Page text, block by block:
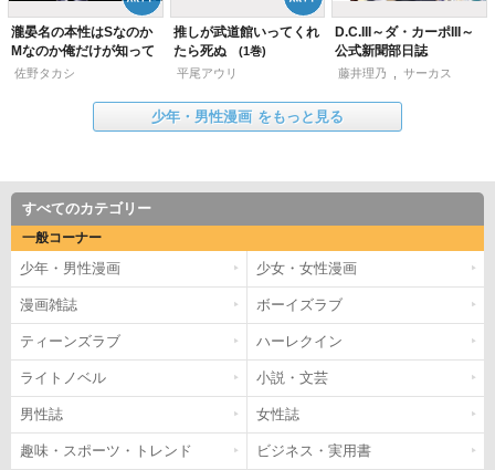
瀧晏名の本性はSなのか
Mなのか俺だけが知って
いる。
1
佐野タカシ
推しが武道館いってくれ
たら死ぬ
1
平尾アウリ
D.C.III～ダ・カーポIII～
公式新聞部日誌
藤井理乃 サーカス
少年・男性漫画 をもっと見る
すべてのカテゴリー
一般コーナー
少年・男性漫画 少女・女性漫画
漫画雑誌 ボーイズラブ
ティーンズラブ ハーレクイン
ライトノベル 小説・文芸
男性誌 女性誌
趣味・スポーツ・トレンド ビジネス・実用書